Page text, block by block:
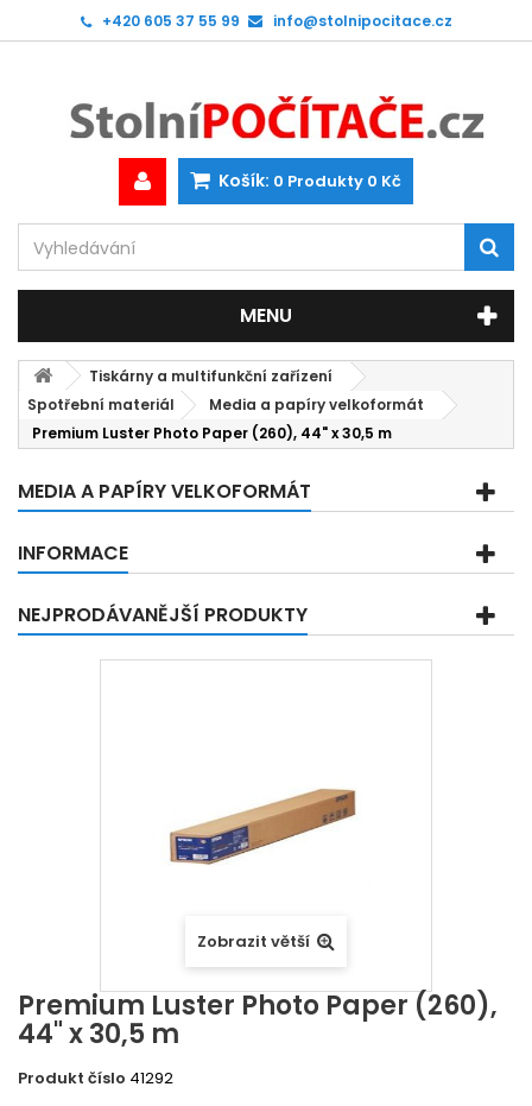
+420 605 37 55 99 info@stolnipocitace.cz
Košík: 0 Produkty 0 Kč
MENU
Tiskárny a multifunkční zařízení
Spotřební materiál
Media a papíry velkoformát
Premium Luster Photo Paper (260), 44" x 30,5 m
MEDIA A PAPÍRY VELKOFORMÁT
INFORMACE
NEJPRODÁVANĚJŠÍ PRODUKTY
Zobrazit větší
Premium Luster Photo Paper (260),
44" x 30,5 m
Produkt číslo 41292